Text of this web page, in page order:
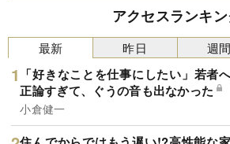
アクセスランキ
最新
「好きなことを仕事にしたい」若者
正論すぎて、ぐうの音も出なかった
小倉健一
昨日 週間